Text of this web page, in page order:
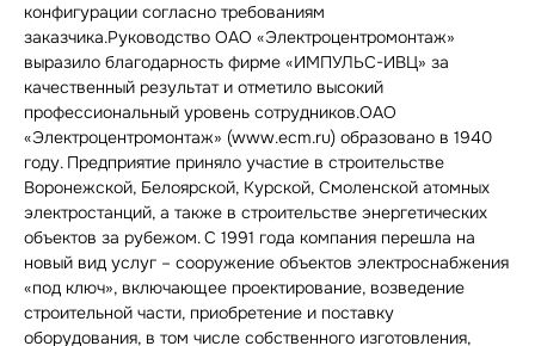
конфигурации согласно требованиям
заказчика.Руководство ОАО «Электроцентромонтаж»
выразило благодарность фирме «ИМПУЛЬС-ИВЦ» за
качественный результат и отметило высокий
профессиональный уровень сотрудников.ОАО
«Электроцентромонтаж» (www.ecm.ru) образовано в 1940
году. Предприятие приняло участие в строительстве
Воронежской, Белоярской, Курской, Смоленской атомных
электростанций, а также в строительстве энергетических
объектов за рубежом. С 1991 года компания перешла на
новый вид услуг – сооружение объектов электроснабжения
«под ключ», включающее проектирование, возведение
строительной части, приобретение и поставку
оборудования, в том числе собственного изготовления,